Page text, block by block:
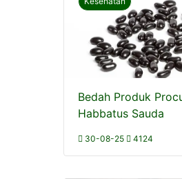
Bedah Produk
Habbatus Sauda
30-08-25 4124